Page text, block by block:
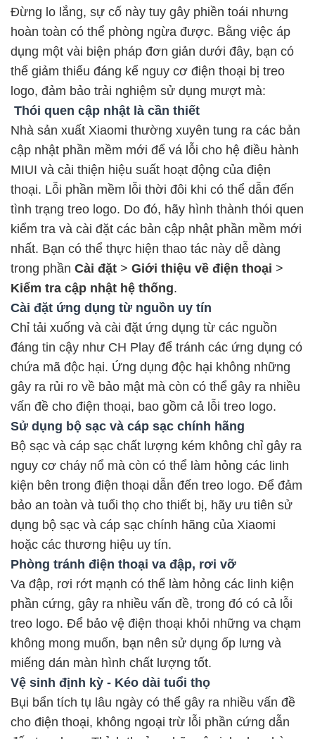
Đừng lo lắng, sự cố này tuy gây phiền toái nhưng
hoàn toàn có thể phòng ngừa được. Bằng việc áp
dụng một vài biện pháp đơn giản dưới đây, bạn có
thể giảm thiểu đáng kể nguy cơ điện thoại bị treo
logo, đảm bảo trải nghiệm sử dụng mượt mà:
Thói quen cập nhật là cần thiết
Nhà sản xuất Xiaomi thường xuyên tung ra các bản
cập nhật phần mềm mới để vá lỗi cho hệ điều hành
MIUI và cải thiện hiệu suất hoạt động của điện
thoại. Lỗi phần mềm lỗi thời đôi khi có thể dẫn đến
tình trạng treo logo. Do đó, hãy hình thành thói quen
kiểm tra và cài đặt các bản cập nhật phần mềm mới
nhất. Bạn có thể thực hiện thao tác này dễ dàng
trong phần Cài đặt > Giới thiệu về điện thoại >
Kiểm tra cập nhật hệ thống.
Cài đặt ứng dụng từ nguồn uy tín
Chỉ tải xuống và cài đặt ứng dụng từ các nguồn
đáng tin cậy như CH Play để tránh các ứng dụng có
chứa mã độc hại. Ứng dụng độc hại không những
gây ra rủi ro về bảo mật mà còn có thể gây ra nhiều
vấn đề cho điện thoại, bao gồm cả lỗi treo logo.
Sử dụng bộ sạc và cáp sạc chính hãng
Bộ sạc và cáp sạc chất lượng kém không chỉ gây ra
nguy cơ cháy nổ mà còn có thể làm hỏng các linh
kiện bên trong điện thoại dẫn đến treo logo. Để đảm
bảo an toàn và tuổi thọ cho thiết bị, hãy ưu tiên sử
dụng bộ sạc và cáp sạc chính hãng của Xiaomi
hoặc các thương hiệu uy tín.
Phòng tránh điện thoại va đập, rơi vỡ
Va đập, rơi rớt mạnh có thể làm hỏng các linh kiện
phần cứng, gây ra nhiều vấn đề, trong đó có cả lỗi
treo logo. Để bảo vệ điện thoại khỏi những va chạm
không mong muốn, bạn nên sử dụng ốp lưng và
miếng dán màn hình chất lượng tốt.
Vệ sinh định kỳ - Kéo dài tuổi thọ
Bụi bẩn tích tụ lâu ngày có thể gây ra nhiều vấn đề
cho điện thoại, không ngoại trừ lỗi phần cứng dẫn